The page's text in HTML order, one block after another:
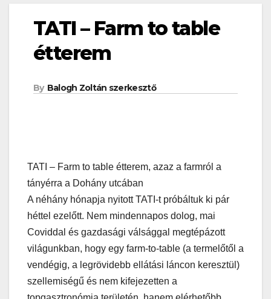
TATI – Farm to table
étterem
By Balogh Zoltán szerkesztő
TATI – Farm to table étterem, azaz a farmról a
tányérra a Dohány utcában
A néhány hónapja nyitott TATI-t próbáltuk ki pár
héttel ezelőtt. Nem mindennapos dolog, mai
Coviddal és gazdasági válsággal megtépázott
világunkban, hogy egy farm-to-table (a termelőtől a
vendégig, a legrövidebb ellátási láncon keresztül)
szellemiségű és nem kifejezetten a